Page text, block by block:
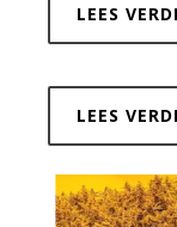
LEES
LEES